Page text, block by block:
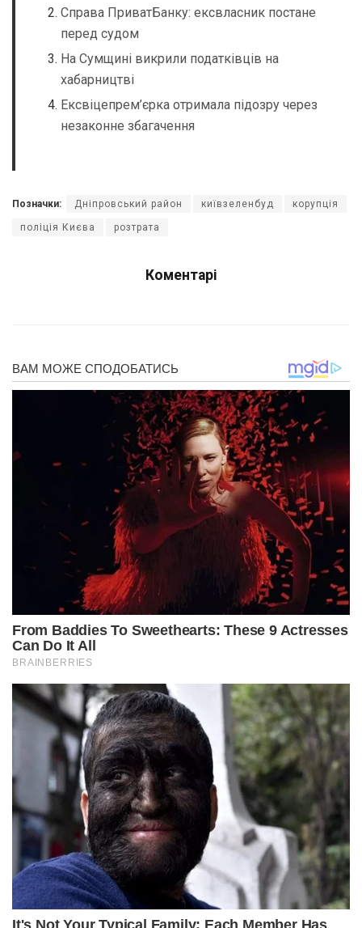
Справа ПриватБанку: ексвласник постане
перед судом
На Сумщині викрили податківців на
хабарництві
Ексвіцепрем’єрка отримала підозру через
незаконне збагачення
Позначки: Дніпровський район київзеленбуд корупція
поліція Києва розтрата
Коментарі